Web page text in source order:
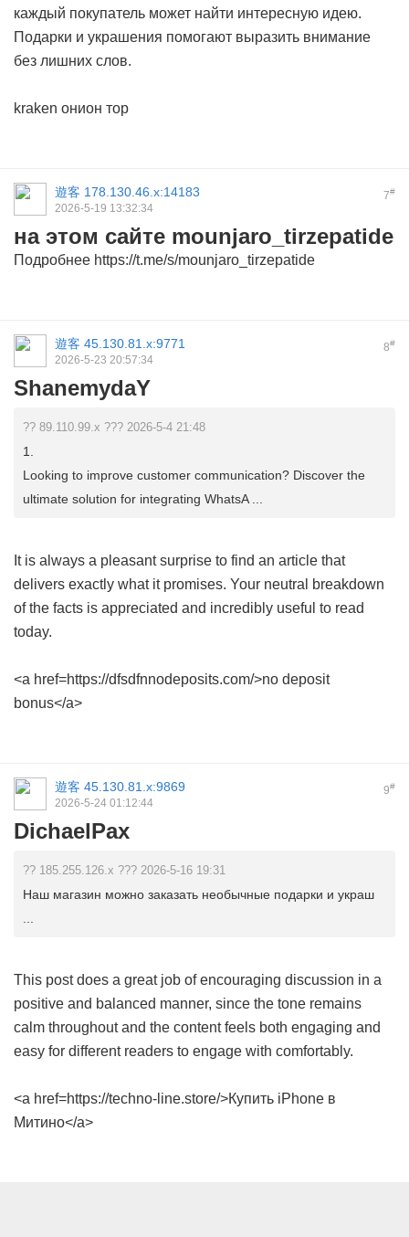
каждый покупатель может найти интересную идею.
Подарки и украшения помогают выразить внимание
без лишних слов.
kraken онион тор
7#
遊客 178.130.46.x:14183
2026-5-19 13:32:34
на этом сайте mounjaro_tirzepatide
Подробнее https://t.me/s/mounjaro_tirzepatide
8#
遊客 45.130.81.x:9771
2026-5-23 20:57:34
ShanemydaY
?? 89.110.99.x ??? 2026-5-4 21:48
1.
Looking to improve customer communication? Discover the
ultimate solution for integrating WhatsA ...
It is always a pleasant surprise to find an article that
delivers exactly what it promises. Your neutral breakdown
of the facts is appreciated and incredibly useful to read
today.
<a href=https://dfsdfnnodeposits.com/>no deposit
bonus</a>
9#
遊客 45.130.81.x:9869
2026-5-24 01:12:44
DichaelPax
?? 185.255.126.x ??? 2026-5-16 19:31
Наш магазин можно заказать необычные подарки и украш
This post does a great job of encouraging discussion in a
positive and balanced manner, since the tone remains
calm throughout and the content feels both engaging and
easy for different readers to engage with comfortably.
<a href=https://techno-line.store/>Купить iPhone в
Митино</a>